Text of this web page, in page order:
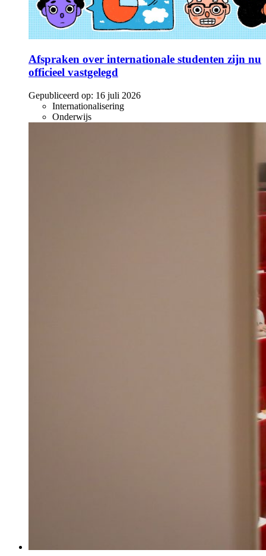
Afspraken over internationale studenten zijn nu
officieel vastgelegd
Gepubliceerd op: 16 juli 2026
Internationalisering
Onderwijs